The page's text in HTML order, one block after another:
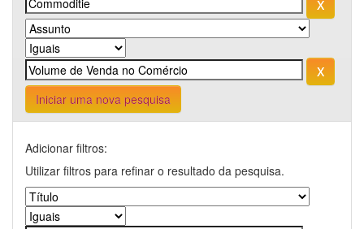
Iniciar uma nova pesquisa
Adicionar filtros:
Utilizar filtros para refinar o resultado da pesquisa.